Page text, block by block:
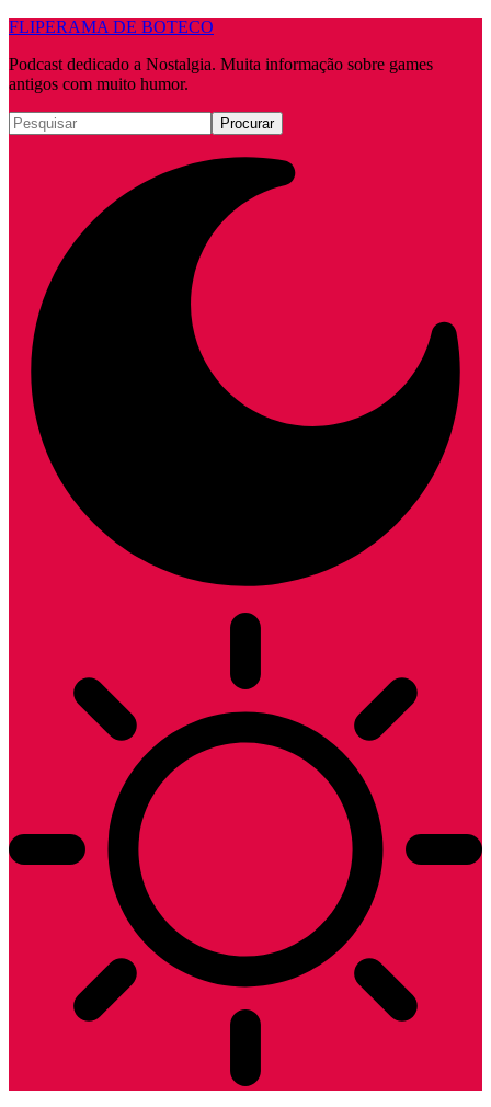
FLIPERAMA DE BOTECO
Podcast dedicado a Nostalgia. Muita informação sobre games
antigos com muito humor.